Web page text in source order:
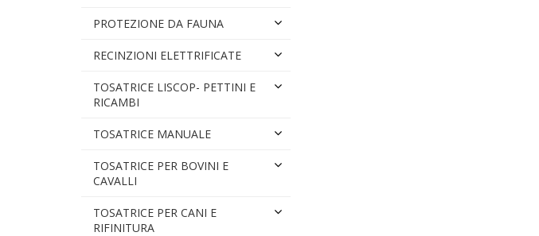
PROTEZIONE DA FAUNA
RECINZIONI ELETTRIFICATE
TOSATRICE LISCOP- PETTINI E
RICAMBI
TOSATRICE MANUALE
TOSATRICE PER BOVINI E
CAVALLI
TOSATRICE PER CANI E
RIFINITURA